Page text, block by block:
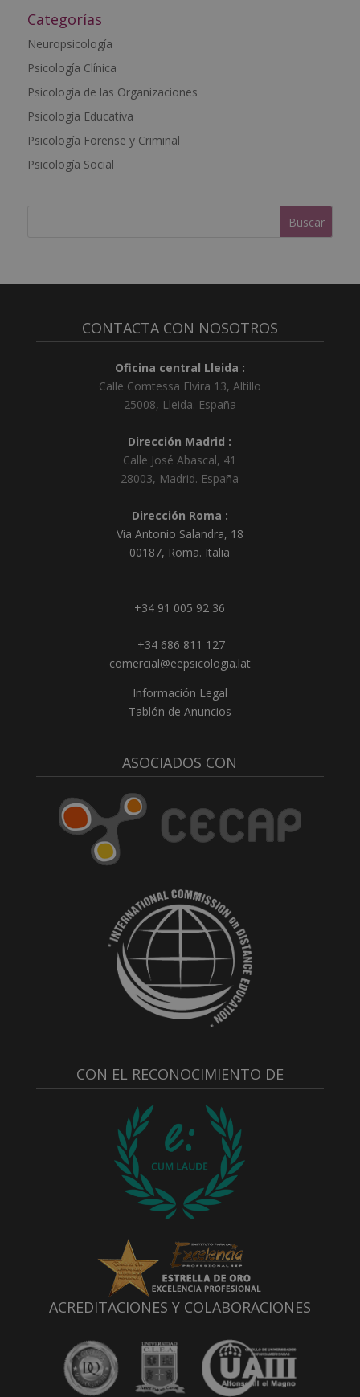
t
r
n
a
i
v
e
Categorías
Neuropsicología
Psicología Clínica
Psicología de las Organizaciones
Psicología Educativa
Psicología Forense y Criminal
Psicología Social
CONTACTA CON NOSOTROS
Oficina central Lleida :
Calle Comtessa Elvira 13, Altillo
25008, Lleida. España
Dirección Madrid :
Calle José Abascal, 41
28003, Madrid. España
Dirección Roma :
Via Antonio Salandra, 18
00187, Roma. Italia
+34 91 005 92 36
+34 686 811 127
comercial@eepsicologia.lat
Información Legal
Tablón de Anuncios
ASOCIADOS CON
CON EL RECONOCIMIENTO DE
ACREDITACIONES Y COLABORACIONES